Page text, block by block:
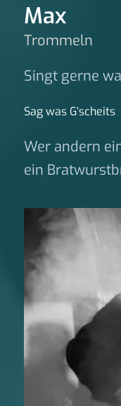
Max
Trommeln
Singt gerne
Sag was G‘scheits
Wer andern
ein